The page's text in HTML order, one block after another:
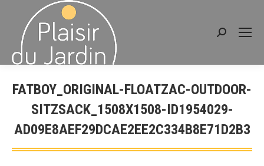
Recherche
FATBOY_ORIGINAL-FLOATZAC-OUTDOOR-
SITZSACK_1508X1508-ID1954029-
AD09E8AEF29DCAE2EE2C334B8E71D2B3
Vous êtes ici :